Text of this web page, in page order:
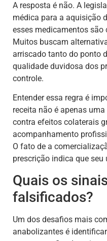
A resposta é não. A
médica para a aquisição
esses medicamentos
Muitos buscam
arriscado tanto do ponto
qualidade duvidosa dos
controle.
Entender essa regra é
receita não é apenas
contra efeitos colaterais
acompanhamento
O fato de a
prescrição indica que seu
Quais os
falsificados?
Um dos desafios mais
anabolizantes é